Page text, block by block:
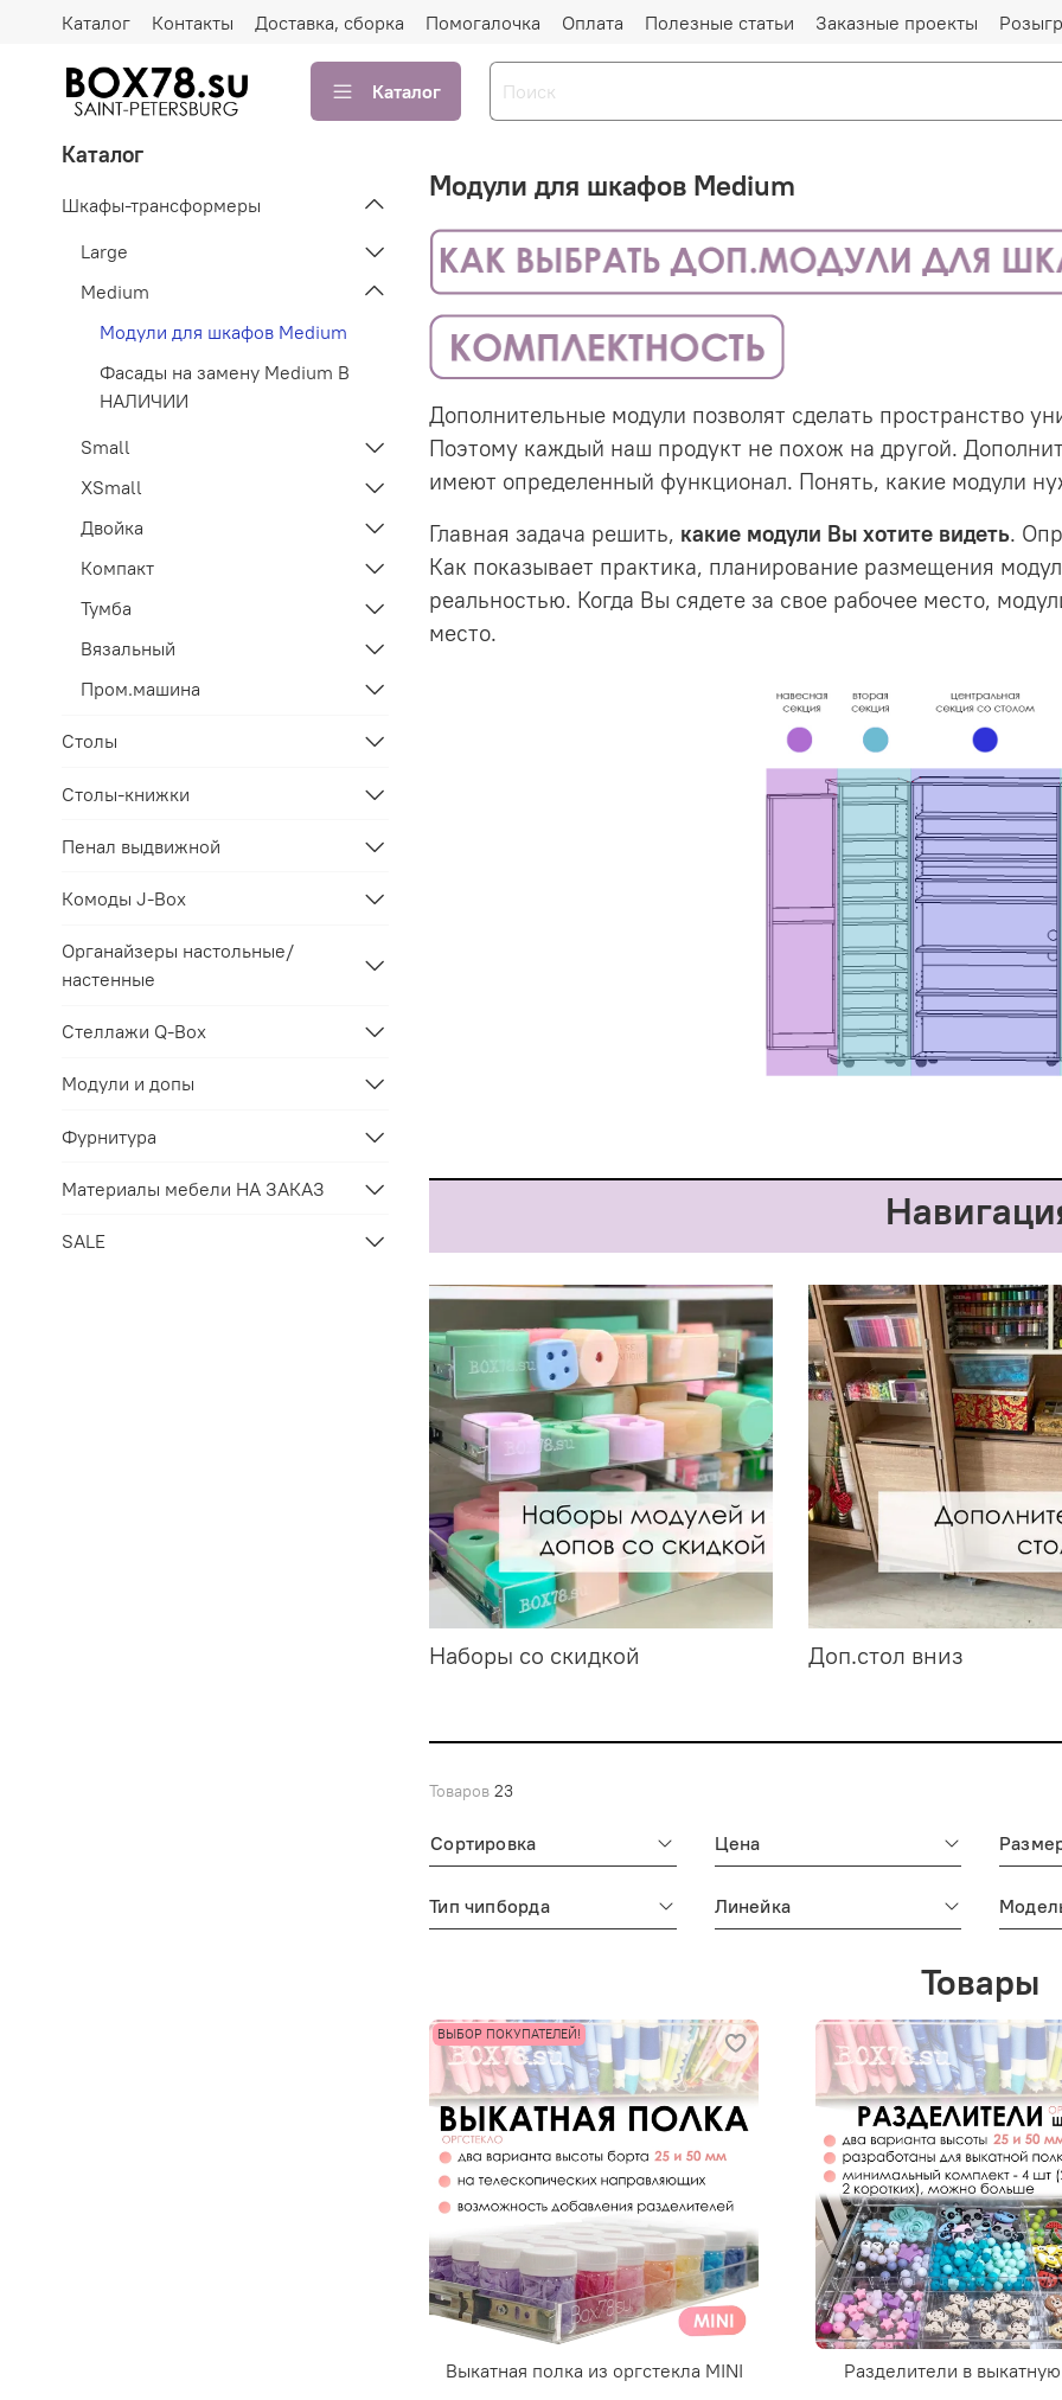
Каталог Контакты Доставка, сборка Помогалочка Оплата Полезные статьи Заказные проекты
Каталог
Модули для шкафов Medium
Дополнительные модули позволят сделать пространство
Поэтому каждый наш продукт не похож на другой.
имеют определенный функционал. Понять, какие модули
Главная задача решить, какие модули Вы хотите видеть.
Как показывает практика, планирование размещения
реальностью. Когда Вы сядете за свое рабочее место,
место.
Наборы со скидкой Доп.стол вниз
Товаров23
Сортировка Цена
Тип чипборда Линейка
Товары
ВЫБОР ПОКУПАТЕЛЕЙ!
Выкатная полка из оргстекла MINI Разделители в
Каталог
Шкафы-трансформеры
Large
Medium
Модули для шкафов Medium
Фасады на замену Medium В
НАЛИЧИИ
Small
XSmall
Двойка
Компакт
Тумба
Вязальный
Пром.машина
Столы
Столы-книжки
Пенал выдвижной
Комоды J-Box
Органайзеры настольные/
настенные
Стеллажи Q-Box
Модули и допы
Фурнитура
Материалы мебели НА ЗАКАЗ
SALE